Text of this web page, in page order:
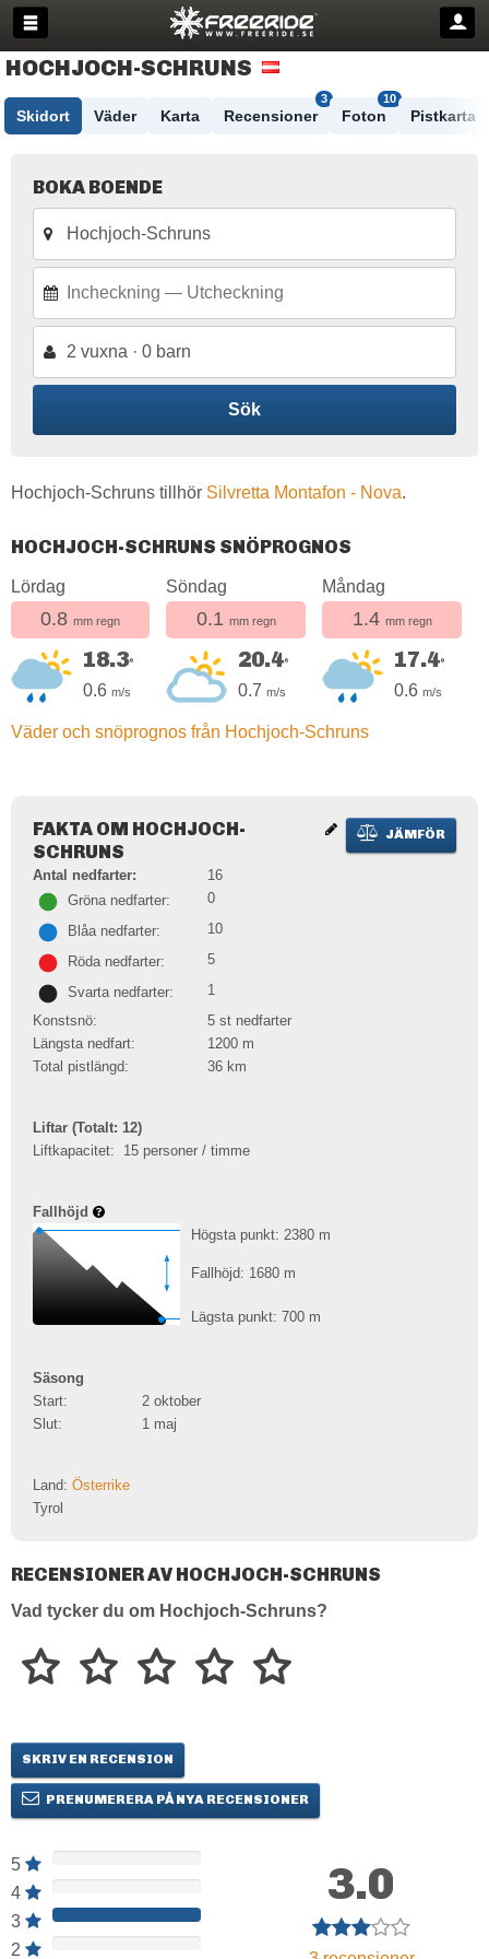
HOCHJOCH-SCHRUNS
Skidort Väder Karta Recensioner
3
Foton
10
Pistkarta
BOKA BOENDE
2 vuxna · 0 barn
Sök
Hochjoch-Schruns tillhör Silvretta Montafon - Nova.
HOCHJOCH-SCHRUNS SNÖPROGNOS
Lördag
0.8 mm regn
18.3°
0.6 m/s
Söndag
0.1 mm regn
20.4°
0.7 m/s
Måndag
1.4 mm regn
17.4°
0.6 m/s
Väder och snöprognos från Hochjoch-Schruns
JÄMFÖR
FAKTA OM HOCHJOCH-
SCHRUNS
Antal nedfarter:
16
Gröna nedfarter:
0
Blåa nedfarter: 10
Röda nedfarter: 5
Svarta nedfarter:
1
Konstsnö:
5 st nedfarter
Längsta nedfart:
1200 m
Total pistlängd:
36 km
Liftar (Totalt: 12)
Liftkapacitet: 15 personer / timme
Fallhöjd
Högsta punkt: 2380 m
Fallhöjd: 1680 m
Lägsta punkt: 700 m
Säsong
Start:
2 oktober
Slut:
1 maj
Land: Österrike
Tyrol
RECENSIONER AV HOCHJOCH-SCHRUNS
Vad tycker du om Hochjoch-Schruns?
SKRIV EN RECENSION
PRENUMERERA PÅ NYA RECENSIONER
5
4
3
2
3.0